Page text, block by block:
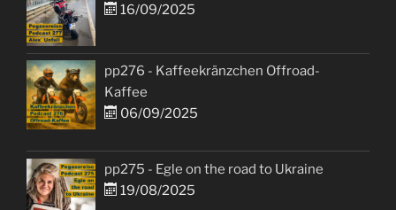
16/09/2025
pp276 - Kaffeekränzchen Offroad-
Kaffee
06/09/2025
pp275 - Egle on the road to Ukraine
19/08/2025